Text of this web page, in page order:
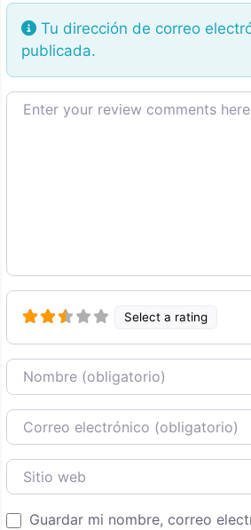
Tu dirección de correo
publicada.
Texto de la reseña
Select a rating
Nombre
Correo Electronico
Sitio web
Guardar mi nombre, correo